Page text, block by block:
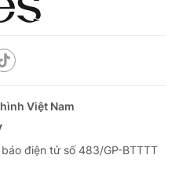
Việt Nam
điện tử số 483/GP-BTTTT